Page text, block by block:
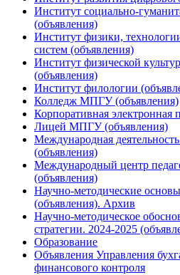
Институт социально-
(объявления)
Институт физики,
систем (объявления)
Институт физической
(объявления)
Институт филологии
Колледж МПГУ (объявления)
Корпоративная
Лицей МПГУ (объявления)
Международная
(объявления)
Международный центр
(объявления)
Научно-методические
(объявления). Архив
Научно-методическое
стратегии. 2024-2025
Образование
Объявления Управления
финансового контроля